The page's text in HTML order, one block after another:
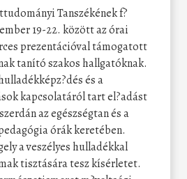
Tanszékének f?
19-22. között az órai
prezentációval támogatott
tanító szakos hallgatóknak.
és a
kapcsolatáról tart el?adást
az egészségtan és a
órák keretében.
a veszélyes hulladékkal
tisztására tesz kísérletet.